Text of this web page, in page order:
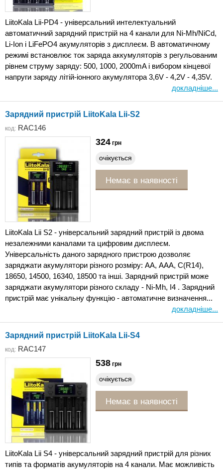
LiitoKala Lii-PD4 - універсальний интелектуальний
автоматичний зарядний пристрій на 4 канали для Ni-Mh/NiCd,
Li-Ion і LiFePO4 акумуляторів з дисплеєм. В автоматичному
режимі встановлює ток заряда аккумуляторів з регульованим
рівнем струму заряду: 500, 1000, 2000mA і вибором кінцевої
напруги заряду літій-іонного акумулятора 3,6V - 4,2V - 4,35V.
докладніше...
Зарядний пристрій LiitoKala Lii-S2
код: RAC146
324 грн
очікується
Немає в наявності
LiitoKala Lii S2 - універсальний зарядний пристрій із двома
незалежними каналами та цифровим дисплеєм.
Універсальність даного зарядного пристрою дозволяє
заряджати акумулятори різного розміру: АА, ААА, С(R14),
18650, 14500, 16340, 18500 та інші. Зарядний пристрій може
заряджати акумулятори різного складу - Ni-Mh, I4 . Зарядний
пристрій має унікальну функцію - автоматичне визначення...
докладніше...
Зарядний пристрій LiitoKala Lii-S4
код: RAC147
538 грн
очікується
Немає в наявності
LiitoKala Lii S4 - універсальний зарядний пристрій для різних
типів та форматів акумуляторів на 4 канали. Має можливість